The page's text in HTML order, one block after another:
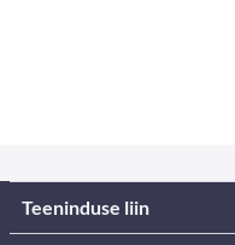
Teeninduse liin